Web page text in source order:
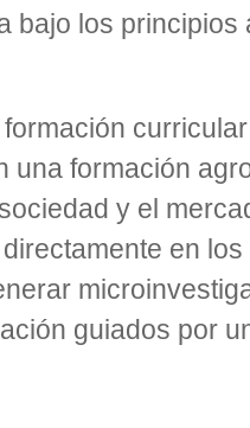
bajo los principios
una formación
y el
en
guiados por